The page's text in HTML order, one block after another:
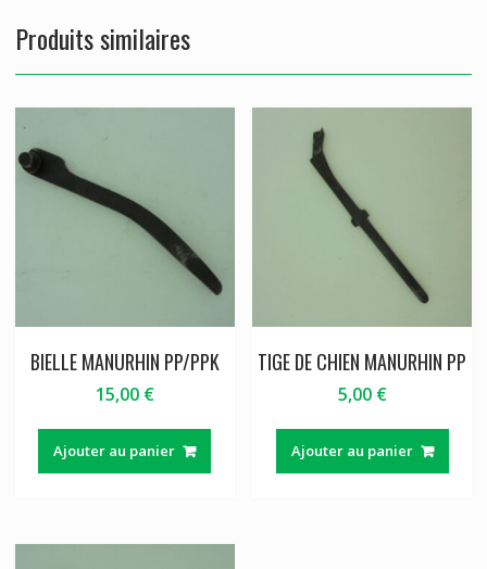
Produits similaires
BIELLE MANURHIN PP/PPK
15,00 €
Ajouter au panier
TIGE DE CHIEN MANURHIN PP
5,00 €
Ajouter au panier